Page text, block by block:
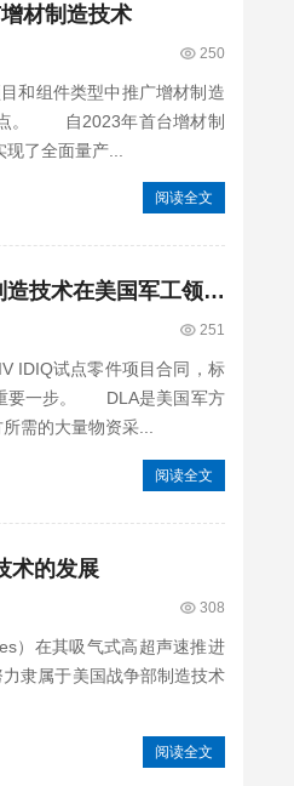
材制造技术
250
和组件类型中推广增材制造
点。 自2023年首台增材制
了全面量产...
阅读全文
Nikon AM Synergy携手美国国防后勤局DLA，推进增材制造技术在美国军工领域落地应
251
IDIQ试点零件项目合同，标
重要一步。 DLA是美国军方
需的大量物资采...
阅读全文
术的发展
308
）在其吸气式高超声速推进
隶属于美国战争部制造技术
阅读全文